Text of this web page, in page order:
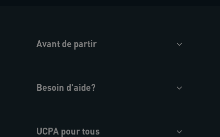
Avant de partir
Besoin d'aide?
UCPA pour tous